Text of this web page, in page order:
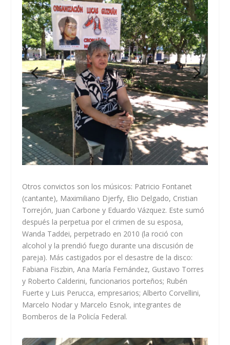
Otros convictos son los músicos: Patricio Fontanet
(cantante), Maximiliano Djerfy, Elio Delgado, Cristian
Torrejón, Juan Carbone y Eduardo Vázquez. Este sumó
después la perpetua por el crimen de su esposa,
Wanda Taddei, perpetrado en 2010 (la roció con
alcohol y la prendió fuego durante una discusión de
pareja). Más castigados por el desastre de la disco:
Fabiana Fiszbin, Ana María Fernández, Gustavo Torres
y Roberto Calderini, funcionarios porteños; Rubén
Fuerte y Luis Perucca, empresarios; Alberto Corvellini,
Marcelo Nodar y Marcelo Esnok, integrantes de
Bomberos de la Policía Federal.